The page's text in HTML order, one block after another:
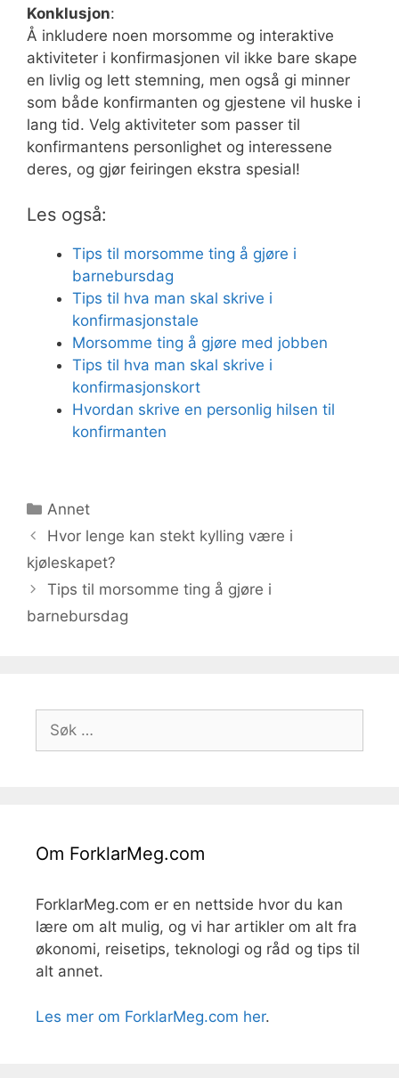
Konklusjon:
Å inkludere noen morsomme og interaktive
aktiviteter i konfirmasjonen vil ikke bare skape
en livlig og lett stemning, men også gi minner
som både konfirmanten og gjestene vil huske i
lang tid. Velg aktiviteter som passer til
konfirmantens personlighet og interessene
deres, og gjør feiringen ekstra spesial!
Les også:
Tips til morsomme ting å gjøre i
barnebursdag
Tips til hva man skal skrive i
konfirmasjonstale
Morsomme ting å gjøre med jobben
Tips til hva man skal skrive i
konfirmasjonskort
Hvordan skrive en personlig hilsen til
konfirmanten
Kategorier
Annet
Hvor lenge kan stekt kylling være i
kjøleskapet?
Tips til morsomme ting å gjøre i
barnebursdag
Søk
etter:
Om ForklarMeg.com
ForklarMeg.com er en nettside hvor du kan
lære om alt mulig, og vi har artikler om alt fra
økonomi, reisetips, teknologi og råd og tips til
alt annet.
Les mer om ForklarMeg.com her.